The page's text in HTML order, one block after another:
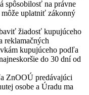
spôsobilosť na právne
uplatniť zákonný
žiadosť kupujúceho
reklamačných
kupujúceho podľa
do 30 dní od
ZnOOÚ predávajúci
osobe a Úradu ma